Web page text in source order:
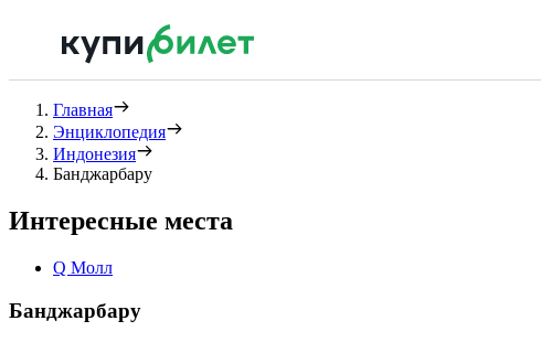
Главная
Энциклопедия
Индонезия
Банджарбару
Интересные места
Q Молл
Банджарбару